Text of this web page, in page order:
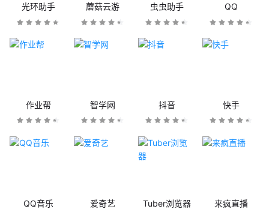
光环助手 蘑菇云游 虫虫助手 QQ
作业帮 智学网 抖音 快手
QQ音乐 爱奇艺 Tuber浏览器 来疯直播